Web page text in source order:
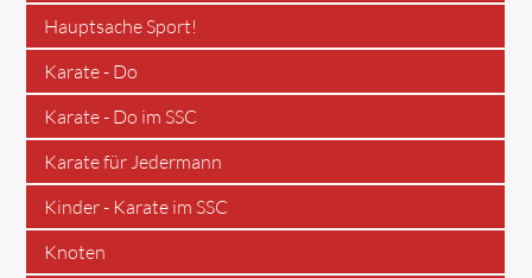
Hauptsache Sport!
Karate - Do
Karate - Do im SSC
Karate für Jedermann
Kinder - Karate im SSC
Knoten